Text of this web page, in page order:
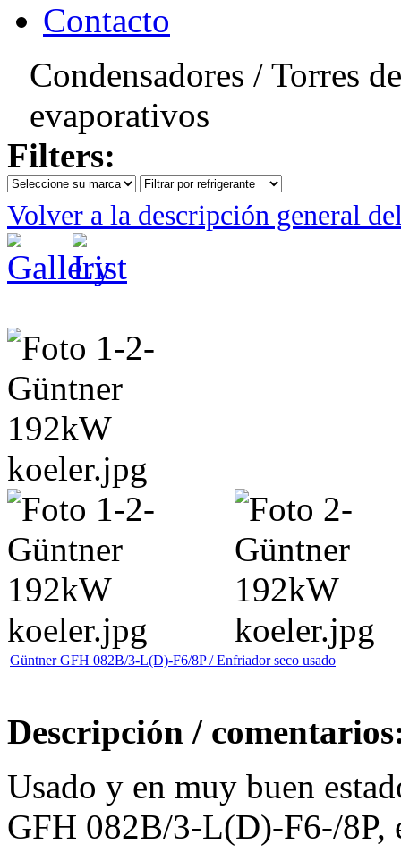
Contacto
Condensadores / Torres
evaporativos
Filters:
Volver a la descripción general
Güntner GFH 082B/3-L(D)-F6/8P / Enfriador seco usado
Descripción /
Usado y en muy buen
GFH 082B/3-L(D)-F6-/8P,